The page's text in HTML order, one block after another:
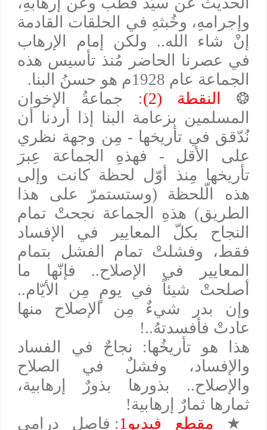
وإجرامهِ، وخُبثهِ في الحلقات القادمة
إنْ شاء الله.. ولكن إمام الإرهاب
في عصرنا الحاضر مُنذ تأسيس هذه
الجماعة عام 1928م هو حسنُ البنا.
❂النقطة (2)
: جماعةُ الإخوان
المسلمين بزعامة البنا إذا أردنا أن
نُدّقق في تأريخها - مِن وجهة نظري
على الأقل - فهذهِ الجماعة عِبرَ
تأريخها مِنذ أوّل لحظة كانت وإلى
هذه الّلحظة (وستستمرّ على هذا
الطريق) هذهِ الجماعة نجحتْ تمام
النجاح بكلّ المعايير في الإفساد
فقط، وفشلتْ تمام الفشل بتمام
المعايير في الإصلاح.. فإنّها ما
أصلحتْ شيئاً في يومٍ مِن الأيّام..
وإن بدر شيءٌ مِن الإصلاح منها
عادتْ فأفسدتهُ..!
هذا هو تأريخُها: نجاحٌ في الفساد
والإفساد، وفشلٌ في الصلاح
والإصلاح.. بذورها بذورٌ إرهابية،
ثمارها ثمارٌ إرهابية!
★
مقطع فيديو1 : فاصل درامي